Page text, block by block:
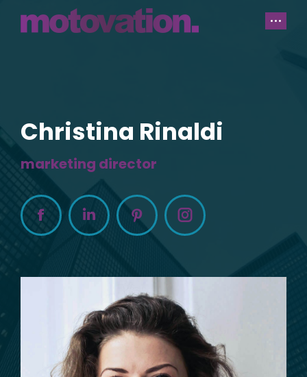
Christina Rinaldi
marketing director
FacebookLinkedinPinterestInstagram